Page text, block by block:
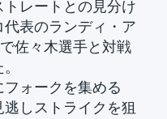
レートとの見分け
表のランディ・ア
佐々木選手と対戦
ォークを集める
しストライクを狙